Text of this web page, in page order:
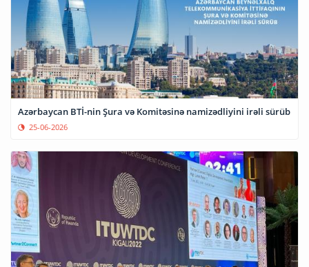
Azərbaycan BTİ-nin Şura və Komitəsinə namizədliyini irəli sürüb
25-06-2026